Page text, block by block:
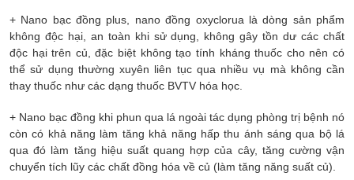
+ Nano bạc đồng plus, nano đồng oxyclorua là dòng sản phẩm
không độc hại, an toàn khi sử dụng, không gây tồn dư các chất
độc hại trên củ, đặc biệt không tạo tính kháng thuốc cho nên có
thể sử dụng thường xuyên liên tục qua nhiều vụ mà không cần
thay thuốc như các dạng thuốc BVTV hóa học.
+ Nano bạc đồng khi phun qua lá ngoài tác dụng phòng trị bệnh nó
còn có khả năng làm tăng khả năng hấp thu ánh sáng qua bộ lá
qua đó làm tăng hiệu suất quang hợp của cây, tăng cường vận
chuyển tích lũy các chất đồng hóa về củ (làm tăng năng suất củ).